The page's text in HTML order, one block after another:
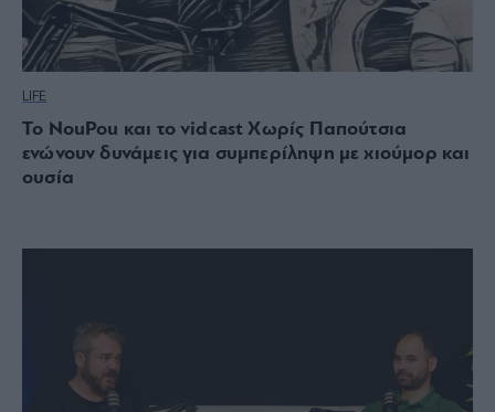
LIFE
Το NouPou και το vidcast Χωρίς Παπούτσια
ενώνουν δυνάμεις για συμπερίληψη με χιούμορ και
ουσία